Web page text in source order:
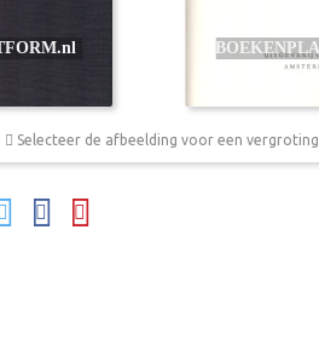
Selecteer de afbeelding voor een vergroting